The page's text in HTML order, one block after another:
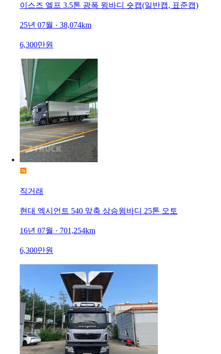
이스즈 엘프 3.5톤 광폭 윙바디 숏캡(일반캡, 표준캡)
25년 07월 · 38,074km
6,300만원
직거래
현대 엑시언트 540 앞축 상승윙바디 25톤 오토
16년 07월 · 701,254km
6,300만원